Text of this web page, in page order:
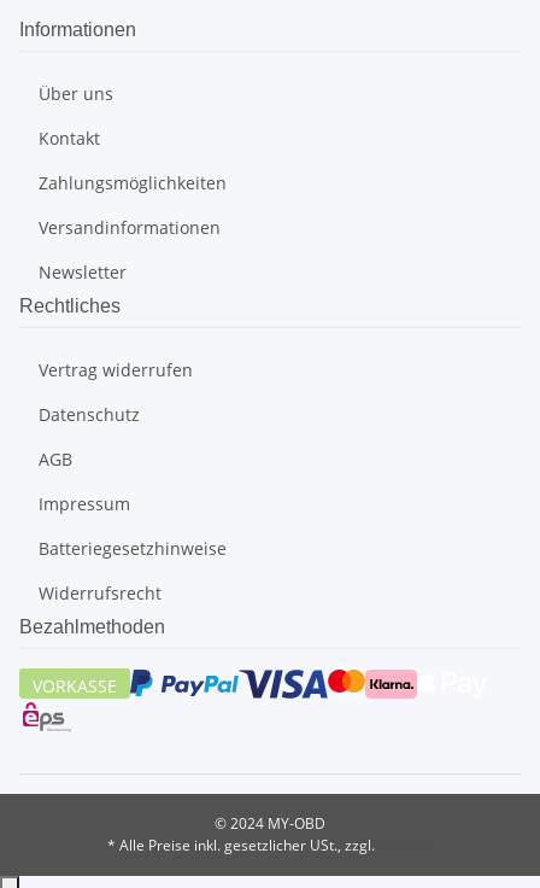
Informationen
Über uns
Kontakt
Zahlungsmöglichkeiten
Versandinformationen
Newsletter
Rechtliches
Vertrag widerrufen
Datenschutz
AGB
Impressum
Batteriegesetzhinweise
Widerrufsrecht
Bezahlmethoden
VORKASSE
© 2024 MY-OBD
* Alle Preise inkl. gesetzlicher USt., zzgl.